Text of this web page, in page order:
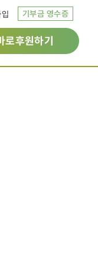
기부금 영수증
로후원하기